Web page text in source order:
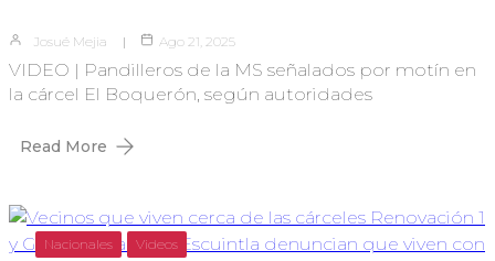
Josué Mejia Ago 21, 2025
VIDEO | Pandilleros de la MS señalados por motín en
la cárcel El Boquerón, según autoridades
Read More
Nacionales Videos